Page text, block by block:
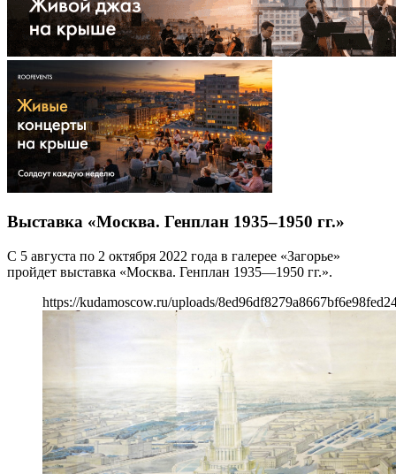
Выставка «Москва. Генплан 1935–1950 гг.»
С 5 августа по 2 октября 2022 года в галерее «Загорье»
пройдет выставка «Москва. Генплан 1935—1950 гг.».
https://kudamoscow.ru/uploads/